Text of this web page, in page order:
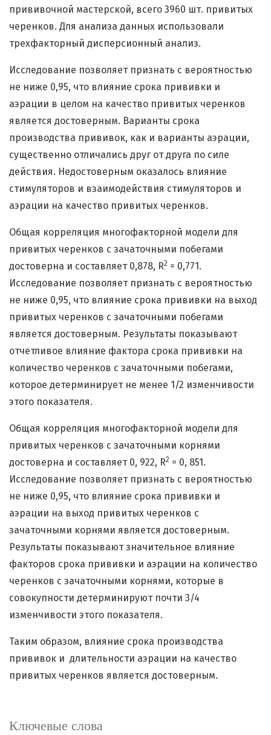
Ключевые слова
прививочной мастерской, всего 3960 шт. привитых
черенков. Для анализа данных использовали
трехфакторный дисперсионный анализ.
Исследование позволяет признать с вероятностью
не ниже 0,95, что влияние срока прививки и
аэрации в целом на качество привитых черенков
является достоверным. Варианты срока
производства прививок, как и варианты аэрации,
существенно отличались друг от друга по силе
действия. Недостоверным оказалось влияние
стимуляторов и взаимодействия стимуляторов и
аэрации на качество привитых черенков.
Общая корреляция многофакторной модели для
привитых черенков с зачаточными побегами
достоверна и составляет 0,878, R2 = 0,771.
Исследование позволяет признать с вероятностью
не ниже 0,95, что влияние срока прививки на выход
привитых черенков с зачаточными побегами
является достоверным. Результаты показывают
отчетливое влияние фактора срока прививки на
количество черенков с зачаточными побегами,
которое детерминирует не менее 1/2 изменчивости
этого показателя.
Общая корреляция многофакторной модели для
привитых черенков с зачаточными корнями
достоверна и составляет 0, 922, R2 = 0, 851.
Исследование позволяет признать с вероятностью
не ниже 0,95, что влияние срока прививки и
аэрации на выход привитых черенков с
зачаточными корнями является достоверным.
Результаты показывают значительное влияние
факторов срока прививки и аэрации на количество
черенков с зачаточными корнями, которые в
совокупности детерминируют почти 3/4
изменчивости этого показателя.
Таким образом, влияние срока производства
прививок и длительности аэрации на качество
привитых черенков является достоверным.